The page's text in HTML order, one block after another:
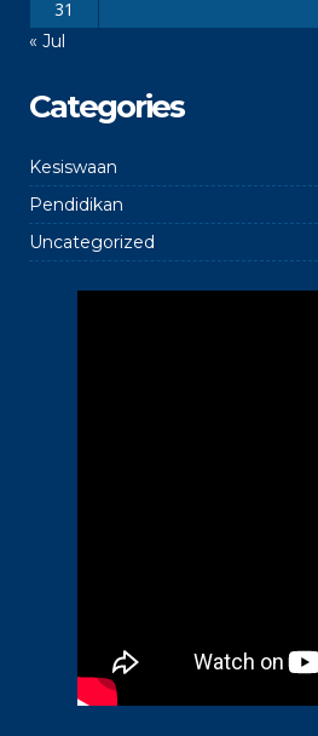
31
« Jul
Categories
Kesiswaan
Pendidikan
Uncategorized